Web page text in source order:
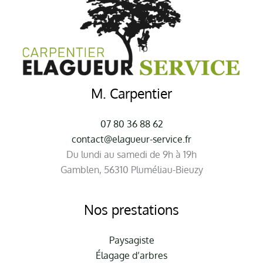
M. Carpentier
07 80 36 88 62
contact@elagueur-service.fr
Du lundi au samedi de 9h à 19h
Gamblen, 56310 Pluméliau-Bieuzy
Nos prestations
Paysagiste
Élagage d’arbres